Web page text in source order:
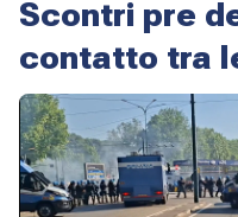
Scontri pre
contatto tra